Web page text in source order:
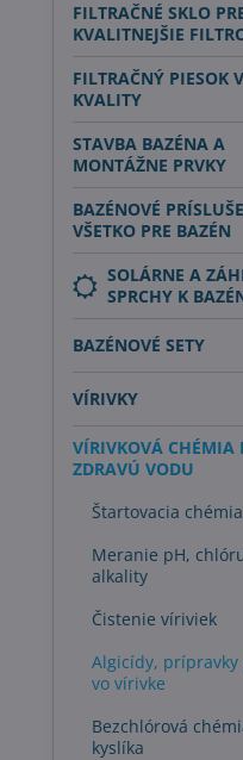
FILTRAČNÉ SKLO
KVALITNEJŠIE
FILTRAČNÝ PIESOK
KVALITY
STAVBA BAZÉNA A
MONTÁŽNE PRVKY
BAZÉNOVÉ
VŠETKO PRE BAZÉN
SOLÁRNE A
SPRCHY K
BAZÉNOVÉ SETY
VÍRIVKY
VÍRIVKOVÁ CHÉMIA
ZDRAVÚ VODU
Štartovacia
Meranie pH,
alkality
Čistenie víriviek
Algicídy,
vo vírivke
Bezchlórová
kyslíka